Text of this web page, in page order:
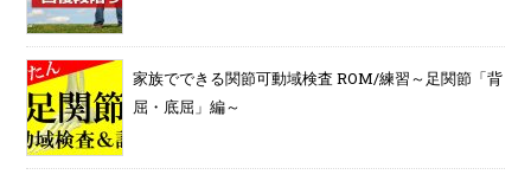
家族でできる関節可動域検査 ROM/練習～足関節「背
屈・底屈」編～